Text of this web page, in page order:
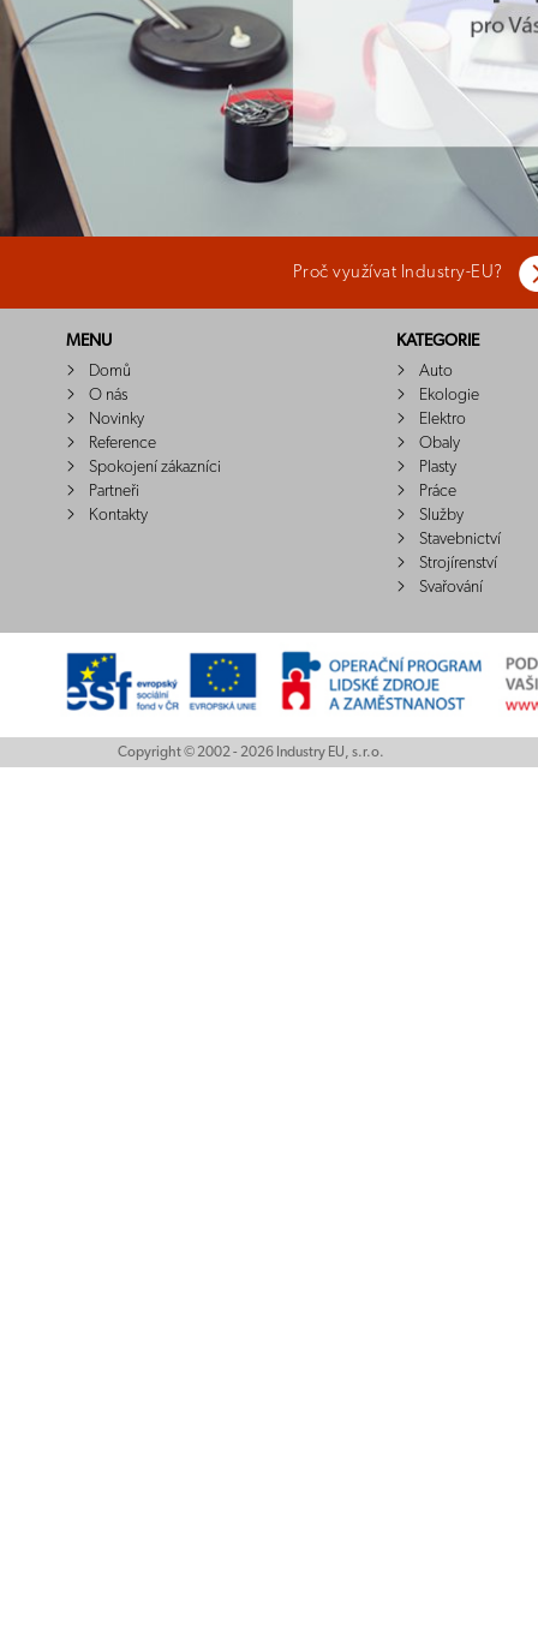
Proč využívat Industry-EU?
MENU
Domů
O nás
Novinky
Reference
Spokojení zákazníci
Partneři
Kontakty
KATEGORIE
Auto
Ekologie
Elektro
Obaly
Plasty
Práce
Služby
Stavebnictví
Strojírenství
Svařování
Copyright © 2002 - 2026 Industry EU, s.r.o.